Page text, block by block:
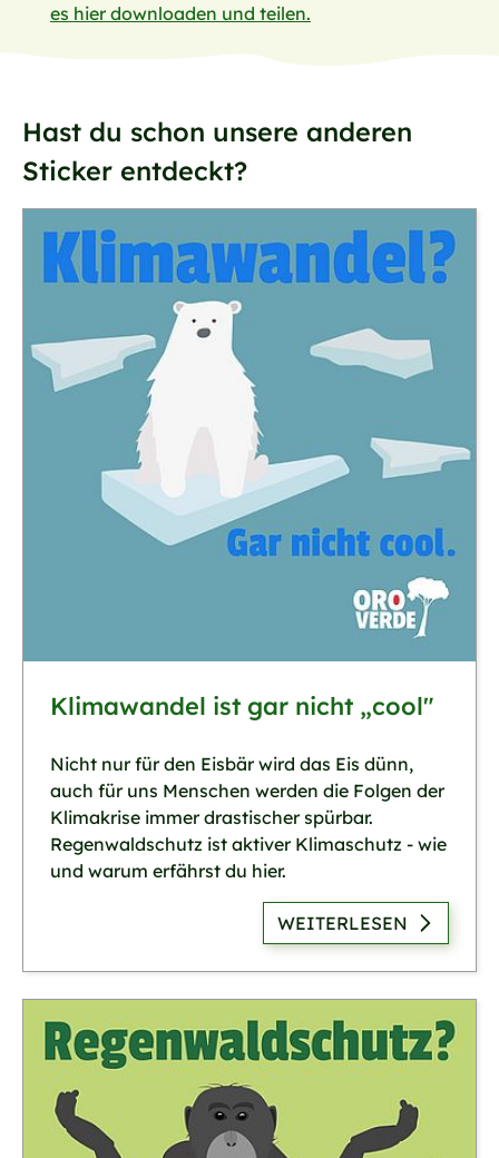
es hier downloaden und teilen.
Hast du schon unsere anderen
Sticker entdeckt?
Klimawandel ist gar nicht „cool"
Nicht nur für den Eisbär wird das Eis dünn,
auch für uns Menschen werden die Folgen der
Klimakrise immer drastischer spürbar.
Regenwaldschutz ist aktiver Klimaschutz - wie
und warum erfährst du hier.
WEITERLESEN